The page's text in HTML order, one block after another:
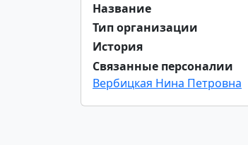
Название
Тип организации
История
Связанные персоналии
Вербицкая Нина Петровна